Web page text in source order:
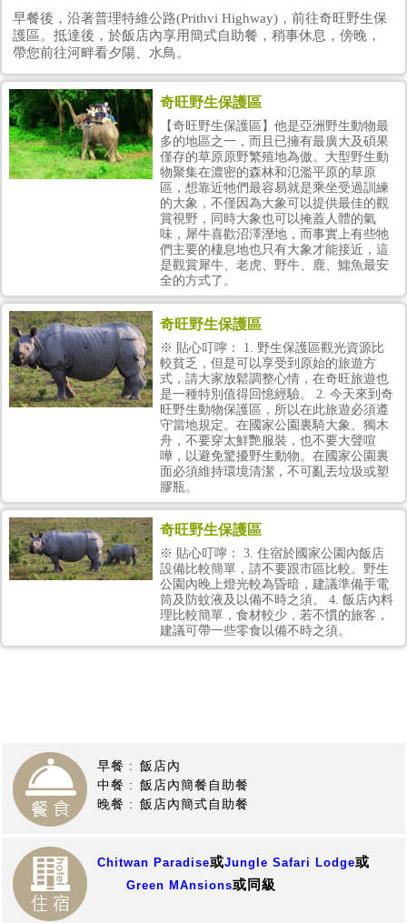
早餐後，沿著普理特維公路(Prithvi Highway)，前往奇旺野生保
護區。抵達後，於飯店內享用簡式自助餐，稍事休息，傍晚，
帶您前往河畔看夕陽、水鳥。
奇旺野生保護區
【奇旺野生保護區】他是亞洲野生動物最
多的地區之一，而且已擁有最廣大及碩果
僅存的草原原野繁殖地為傲。大型野生動
物聚集在濃密的森林和氾濫平原的草原
區，想靠近牠們最容易就是乘坐受過訓練
的大象，不僅因為大象可以提供最佳的觀
賞視野，同時大象也可以掩蓋人體的氣
味，犀牛喜歡沼澤溼地，而事實上有些牠
們主要的棲息地也只有大象才能接近，這
是觀賞犀牛、老虎、野牛、鹿、鱷魚最安
全的方式了。
奇旺野生保護區
※ 貼心叮嚀： 1. 野生保護區觀光資源比
較貧乏，但是可以享受到原始的旅遊方
式，請大家放鬆調整心情，在奇旺旅遊也
是一種特別值得回憶經驗。 2. 今天來到奇
旺野生動物保護區，所以在此旅遊必須遵
守當地規定。在國家公園裏騎大象、獨木
舟，不要穿太鮮艷服裝，也不要大聲喧
嘩，以避免驚擾野生動物。在國家公園裏
面必須維持環境清潔，不可亂丟垃圾或塑
膠瓶。
奇旺野生保護區
※ 貼心叮嚀： 3. 住宿於國家公園內飯店
設備比較簡單，請不要跟市區比較。野生
公園內晚上燈光較為昏暗，建議準備手電
筒及防蚊液及以備不時之須。 4. 飯店內料
理比較簡單，食材較少，若不慣的旅客，
建議可帶一些零食以備不時之須。
早餐 : 飯店內
中餐 : 飯店內簡餐自助餐
晚餐 : 飯店內簡式自助餐
Chitwan Paradise或Jungle Safari Lodge或
Green MAnsions或同級